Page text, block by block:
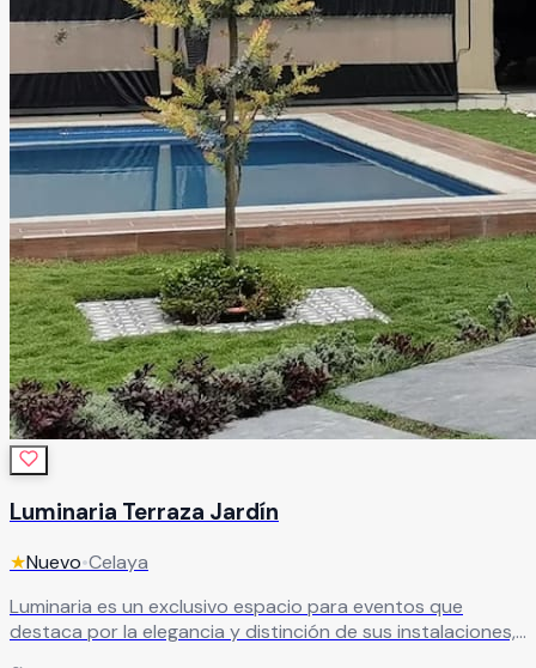
Luminaria Terraza Jardín
★Nuevo•Celaya
Luminaria es un exclusivo espacio para eventos que
destaca por la elegancia y distinción de sus instalaciones,